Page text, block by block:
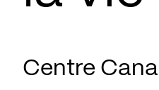
Centre